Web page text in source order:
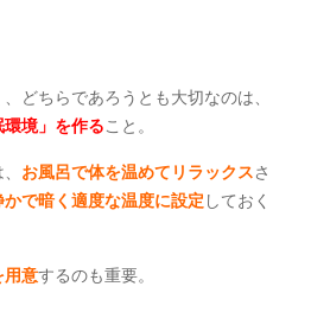
どちらであろうとも大切なのは、
境」を作ること。
お風呂で体を温めてリラックスさ
で暗く適度な温度に設定 しておく
用意するのも重要。